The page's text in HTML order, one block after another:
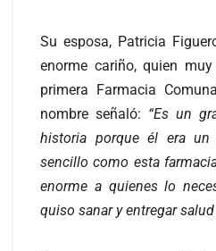
Su esposa, Patricia
enorme cariño, quien
primera Farmacia
nombre señaló: “Es un
historia porque él era
sencillo como esta
enorme a quienes lo
quiso sanar y entregar